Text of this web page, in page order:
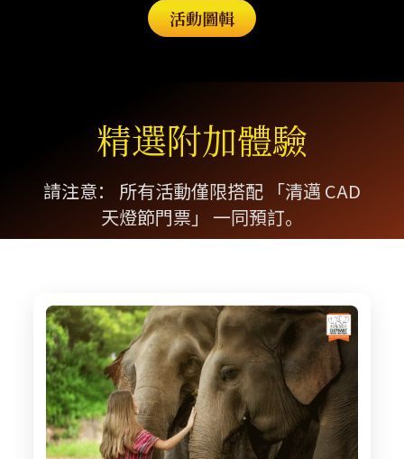
活動圖輯
精選附加體驗
請注意： 所有活動僅限搭配 「清邁 CAD
天燈節門票」 一同預訂。